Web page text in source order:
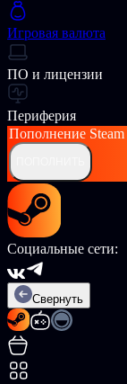
Игровая валюта
ПО и лицензии
Периферия
Пополнение Steam
Социальные сети:
Свернуть